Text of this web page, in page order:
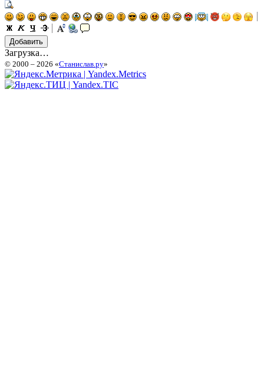
Загрузка…
© 2000 – 2026 «Станислав.ру»